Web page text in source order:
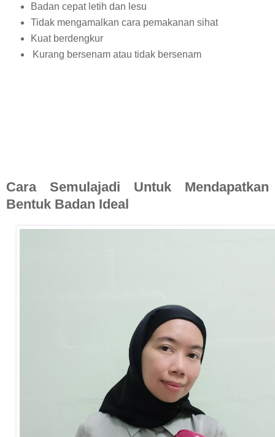
Badan cepat letih dan lesu
Tidak mengamalkan cara pemakanan sihat
Kuat berdengkur
Kurang bersenam atau tidak bersenam
Cara Semulajadi Untuk Mendapatkan
Bentuk Badan Ideal